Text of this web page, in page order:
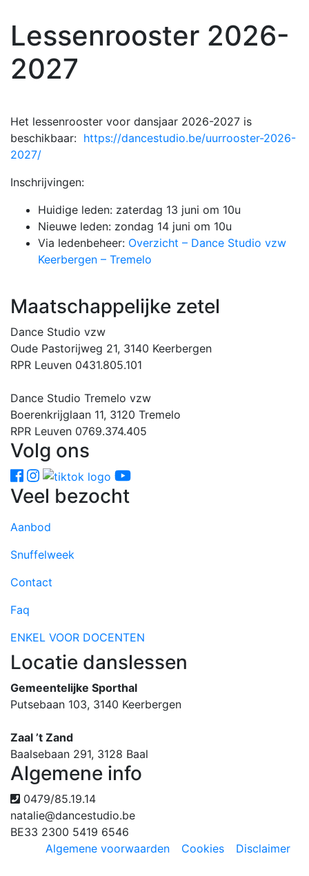
Lessenrooster 2026-
2027
Het lessenrooster voor dansjaar 2026-2027 is
beschikbaar: https://dancestudio.be/uurrooster-2026-
2027/
Inschrijvingen:
Huidige leden: zaterdag 13 juni om 10u
Nieuwe leden: zondag 14 juni om 10u
Via ledenbeheer: Overzicht – Dance Studio vzw
Keerbergen – Tremelo
Maatschappelijke zetel
Dance Studio vzw
Oude Pastorijweg 21, 3140 Keerbergen
RPR Leuven 0431.805.101
Dance Studio Tremelo vzw
Boerenkrijglaan 11, 3120 Tremelo
RPR Leuven 0769.374.405
Volg ons
Veel bezocht
Aanbod
Snuffelweek
Contact
Faq
ENKEL VOOR DOCENTEN
Locatie danslessen
Gemeentelijke Sporthal
Putsebaan 103, 3140 Keerbergen
Zaal ’t Zand
Baalsebaan 291, 3128 Baal
Algemene info
0479/85.19.14
natalie@dancestudio.be
BE33 2300 5419 6546
Algemene voorwaarden
Cookies Disclaimer